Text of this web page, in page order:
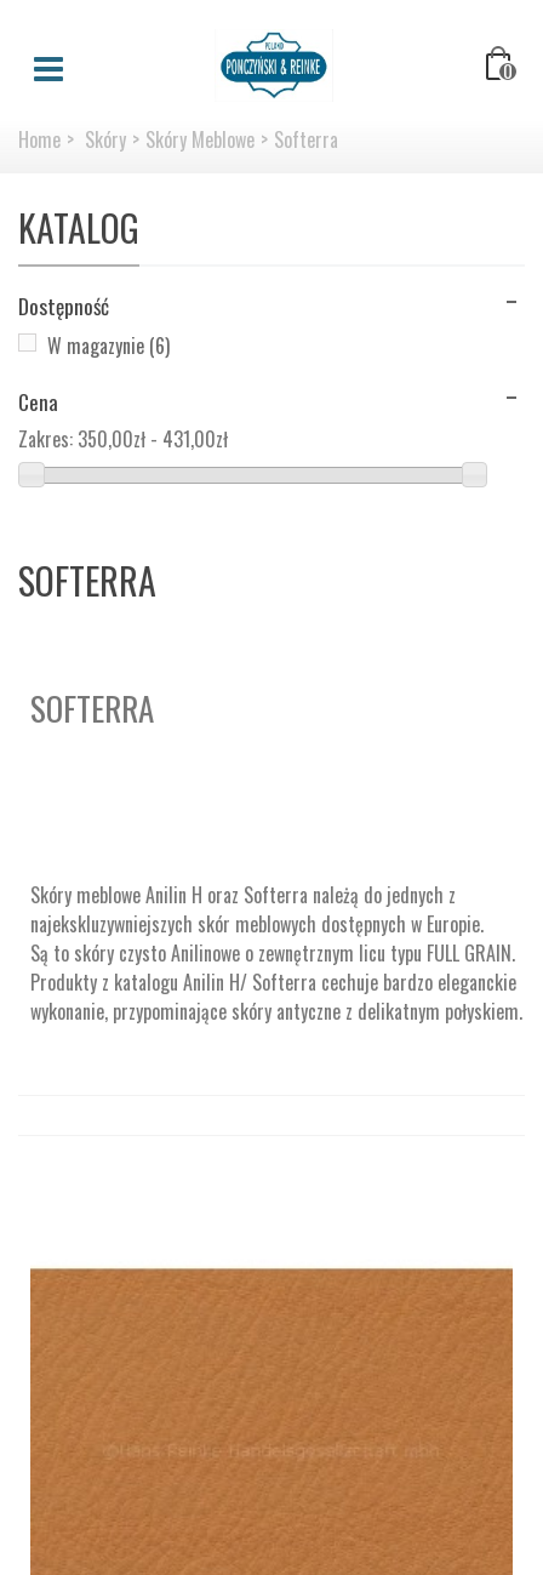
0
Home > Skóry > Skóry Meblowe > Softerra
KATALOG
Dostępność
W magazynie (6)
Cena
Zakres: 350,00zł - 431,00zł
SOFTERRA
SOFTERRA
Skóry meblowe Anilin H oraz Softerra należą do jednych z
najekskluzywniejszych skór meblowych dostępnych w Europie.
Są to skóry czysto Anilinowe o zewnętrznym licu typu FULL GRAIN.
Produkty z katalogu Anilin H/ Softerra cechuje bardzo eleganckie
wykonanie, przypominające skóry antyczne z delikatnym połyskiem.